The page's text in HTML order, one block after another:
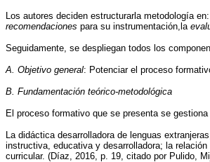
Los autores deciden estructurarla metodología en:
recomendaciones para su instrumentación,la
Seguidamente, se despliegan todos los
A. Objetivo general: Potenciar el proceso
B. Fundamentación teórico-metodológica
El proceso formativo que se presenta se
La didáctica desarrolladora de lenguas
instructiva, educativa y desarrolladora; la
curricular. (Díaz, 2016, p. 19, citado por Pulido,